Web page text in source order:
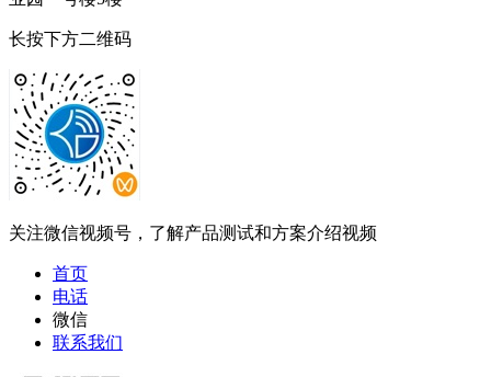
长按下方二维码
关注微信视频号，了解产品测试和方案介绍视频
首页
电话
微信
联系我们